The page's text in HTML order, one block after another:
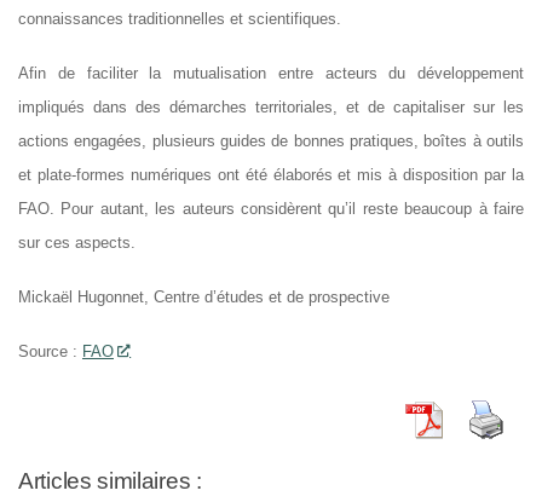
connaissances traditionnelles et scientifiques.
Afin de faciliter la mutualisation entre acteurs du développement
impliqués dans des démarches territoriales, et de capitaliser sur les
actions engagées, plusieurs guides de bonnes pratiques, boîtes à outils
et plate-formes numériques ont été élaborés et mis à disposition par la
FAO. Pour autant, les auteurs considèrent qu’il reste beaucoup à faire
sur ces aspects.
Mickaël Hugonnet, Centre d’études et de prospective
Source : FAO
Articles similaires :